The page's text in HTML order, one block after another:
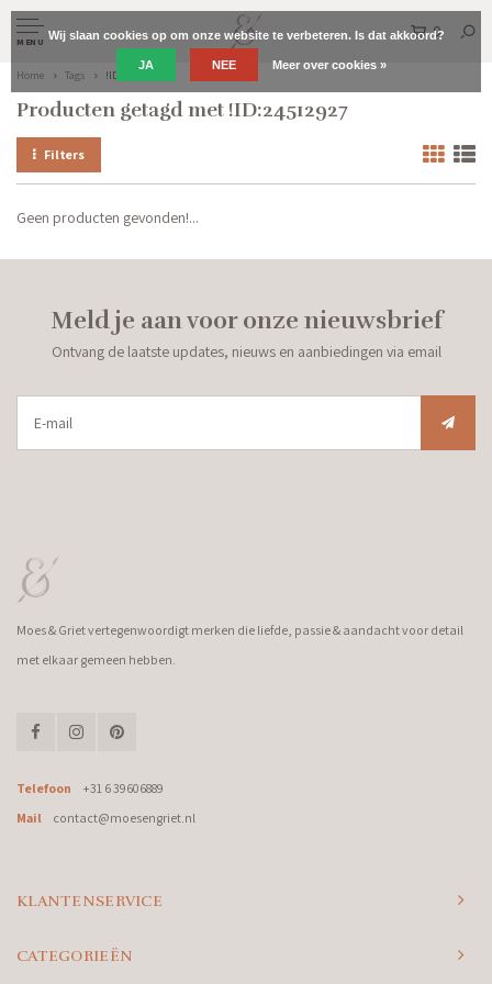
MENU
0
Home Tags !ID:24512927
Producten getagd met !ID:24512927
Filters
Geen producten gevonden!...
Meld je aan voor onze nieuwsbrief
Ontvang de laatste updates, nieuws en aanbiedingen via email
Moes & Griet vertegenwoordigt merken die liefde, passie & aandacht voor detail
met elkaar gemeen hebben.
Telefoon
+31 6 39606889
Mail
contact@moesengriet.nl
KLANTENSERVICE
CATEGORIEËN
Wij slaan cookies op om onze website te verbeteren. Is dat akkoord?
JA NEE Meer over cookies »